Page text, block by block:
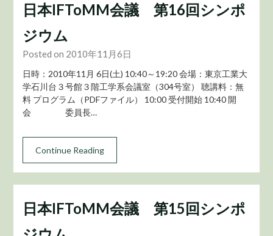
日本IFToMM会議 第16回シンポ
ジウム
Posted on 2010年11月6日
日時：2010年11月 6日(土) 10:40～19:20 会場：東京工業大
学石川台３号館３階工学系会議室（304号室） 聴講料：無
料 プログラム（PDFファイル） 10:00 受付開始 10:40 開
会 委員長…
Continue Reading
日本IFToMM会議 第15回シンポ